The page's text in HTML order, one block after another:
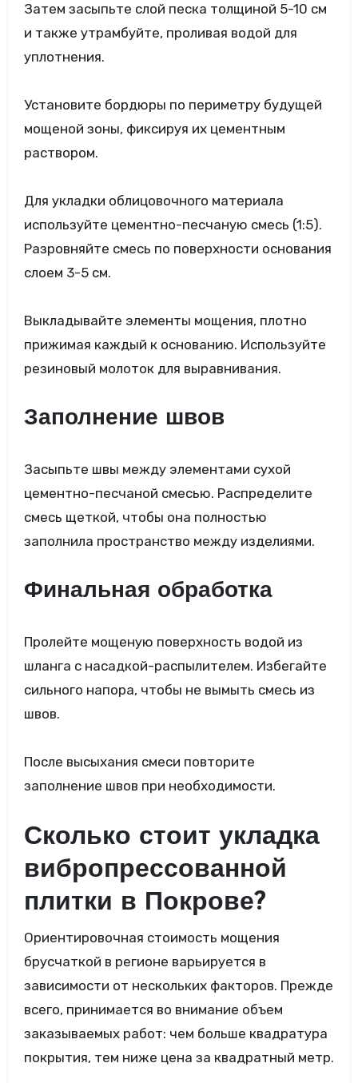
Затем засыпьте слой песка толщиной 5-10 см
и также утрамбуйте, проливая водой для
уплотнения.
Установите бордюры по периметру будущей
мощеной зоны, фиксируя их цементным
раствором.
Для укладки облицовочного материала
используйте цементно-песчаную смесь (1:5).
Разровняйте смесь по поверхности основания
слоем 3-5 см.
Выкладывайте элементы мощения, плотно
прижимая каждый к основанию. Используйте
резиновый молоток для выравнивания.
Заполнение швов
Засыпьте швы между элементами сухой
цементно-песчаной смесью. Распределите
смесь щеткой, чтобы она полностью
заполнила пространство между изделиями.
Финальная обработка
Пролейте мощеную поверхность водой из
шланга с насадкой-распылителем. Избегайте
сильного напора, чтобы не вымыть смесь из
швов.
После высыхания смеси повторите
заполнение швов при необходимости.
Сколько стоит укладка
вибропрессованной
плитки в Покрове?
Ориентировочная стоимость мощения
брусчаткой в регионе варьируется в
зависимости от нескольких факторов. Прежде
всего, принимается во внимание объем
заказываемых работ: чем больше квадратура
покрытия, тем ниже цена за квадратный метр.